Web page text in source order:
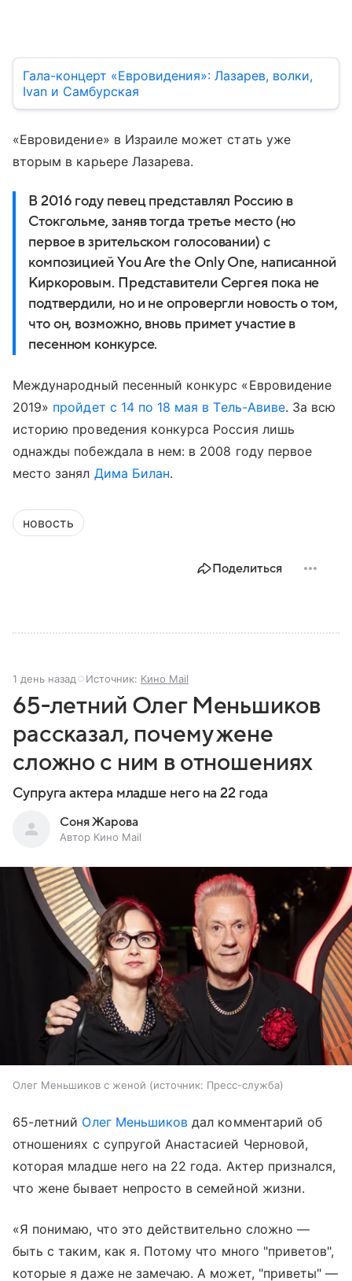
Гала-концерт «Евровидения»: Лазарев, волки,
Ivan и Самбурская
«Евровидение» в Израиле может стать уже
вторым в карьере Лазарева.
В 2016 году певец представлял Россию в
Стокгольме, заняв тогда третье место (но
первое в зрительском голосовании) с
композицией You Are the Only One, написанной
Киркоровым. Представители Сергея пока не
подтвердили, но и не опровергли новость о том,
что он, возможно, вновь примет участие в
песенном конкурсе.
Международный песенный конкурс «Евровидение
2019» пройдет с 14 по 18 мая в Тель-Авиве. За всю
историю проведения конкурса Россия лишь
однажды побеждала в нем: в 2008 году первое
место занял Дима Билан.
новость
Поделиться
1 день назад Источник: Кино Mail
65-летний Олег Меньшиков
рассказал, почему жене
сложно с ним в отношениях
Супруга актера младше него на 22 года
Соня Жарова
Автор Кино Mail
Олег Меньшиков с женой источник: Пресс-служба
65-летний Олег Меньшиков дал комментарий об
отношениях с супругой Анастасией Черновой,
которая младше него на 22 года. Актер признался,
что жене бывает непросто в семейной жизни.
«Я понимаю, что это действительно сложно —
быть с таким, как я. Потому что много "приветов",
которые я даже не замечаю. А может, "приветы" —